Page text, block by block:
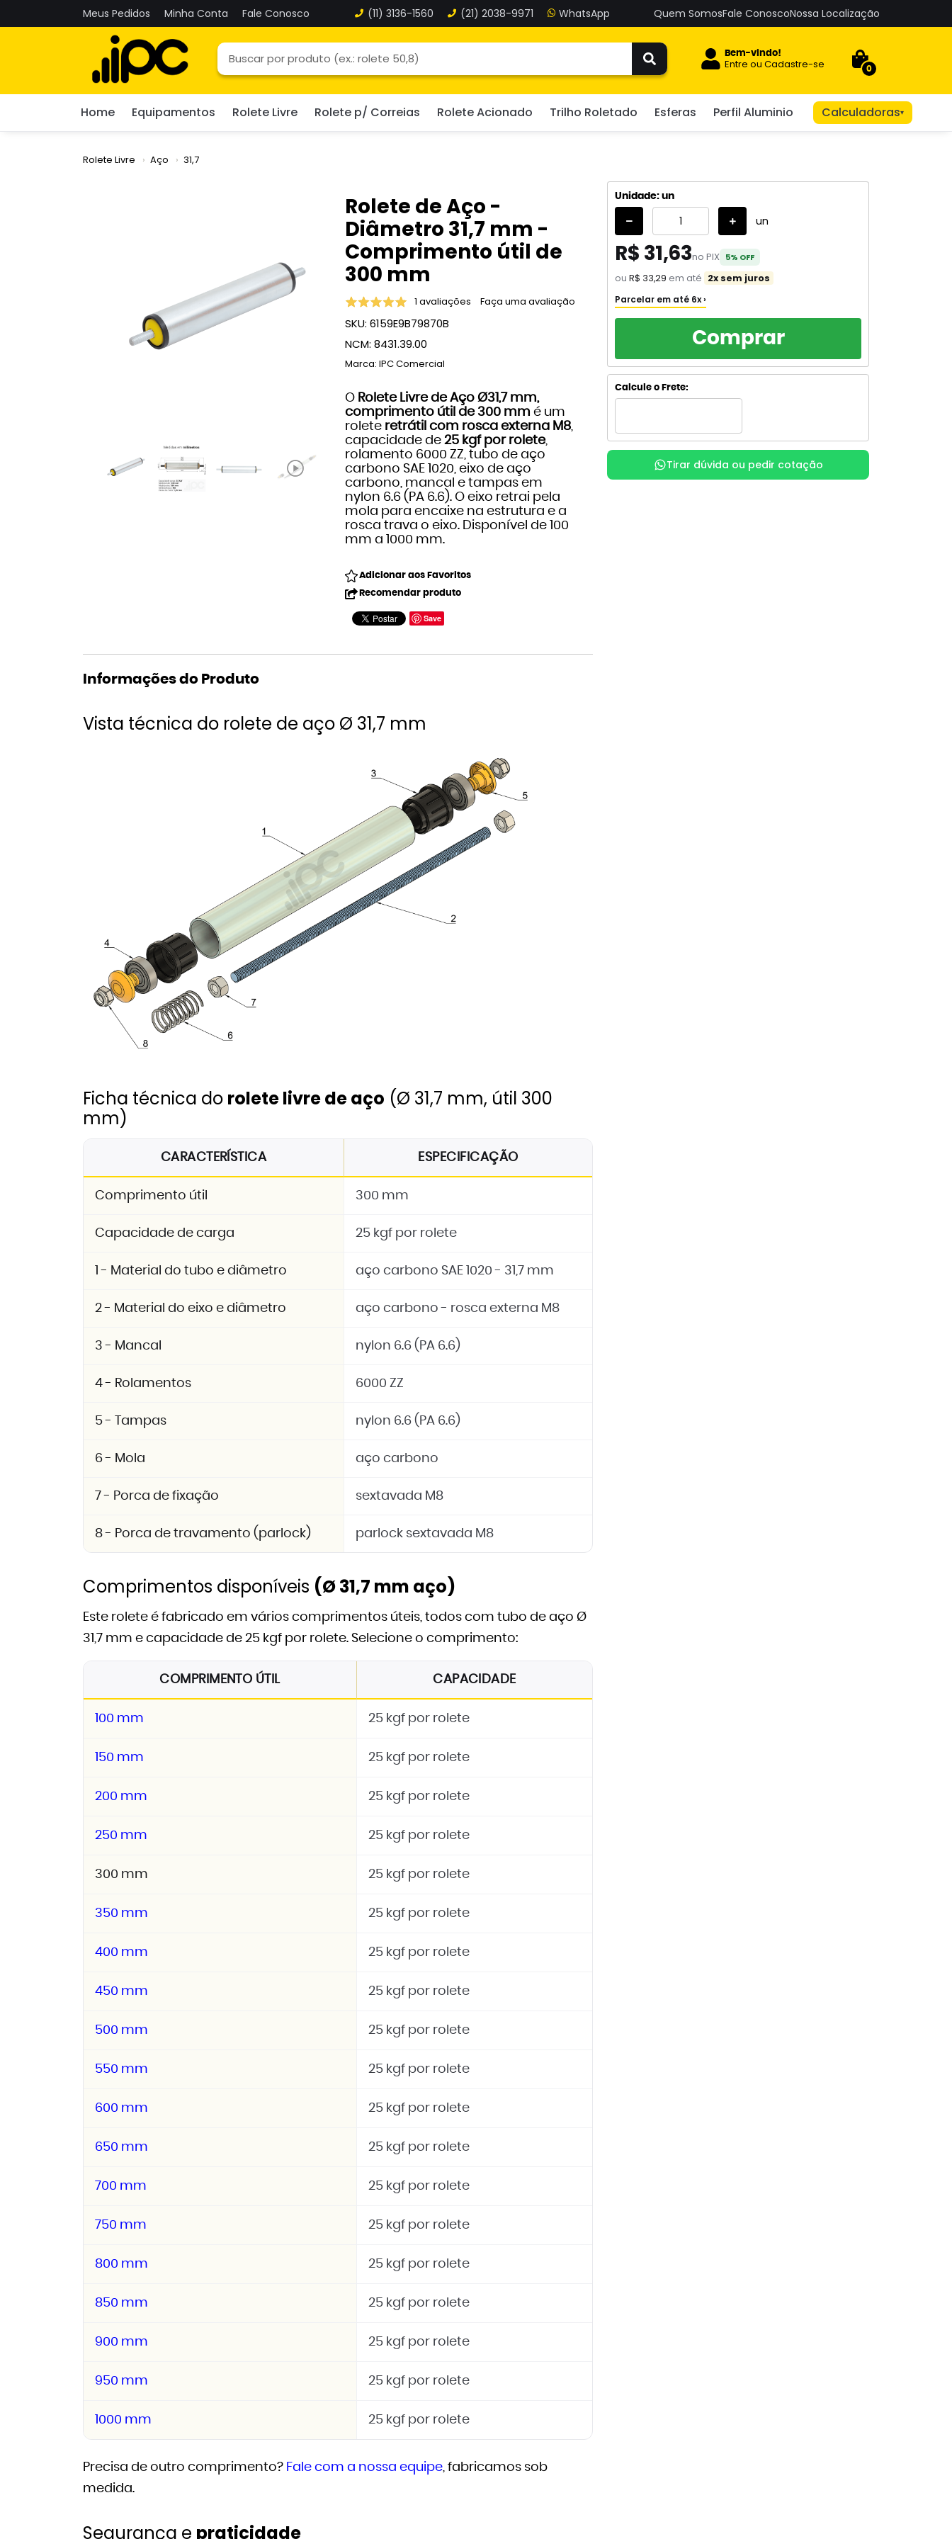
Meus Pedidos Minha Conta Fale Conosco (11) 3136-1560 (21) 2038-9971 Quem SomosFale ConoscoNossa Localização
Bem-vindo!
Entre ouCadastre-se 0
Home Equipamentos Rolete Livre Rolete p/ Correias Rolete Acionado Trilho Roletado Esferas Perfil Aluminio Calculadoras▾
Rolete Livre Aço 31,7
Rolete de Aço -
Diâmetro 31,7 mm -
Comprimento útil de
300 mm
1 avaliações Faça uma avaliação
SKU: 6159E9B79870B
NCM: 8431.39.00
Marca: IPC Comercial
O Rolete Livre de Aço Ø31,7 mm,
comprimento útil de 300 mm é um
rolete retrátil com rosca externa M8,
capacidade de 25 kgf por rolete,
rolamento 6000 ZZ, tubo de aço
carbono SAE 1020, eixo de aço
carbono, mancal e tampas em
nylon 6.6 (PA 6.6). O eixo retrai pela
mola para encaixe na estrutura e a
rosca trava o eixo. Disponível de 100
mm a 1000 mm.
Adicionar aos Favoritos
Recomendar produto
Save
Unidade: un
un
R$ 31,63no PIX 5% OFF
ouR$ 33,29 em até 2x sem juros
Parcelar em até 6x ›
2xde R$ 16,64 R$ 33,29
R$ 37,07
com juros
5xde R$ 7,61 R$ 38,05
com juros
Comprar
Calcule o Frete:
Tirar dúvida ou pedir cotação
Informações do Produto
Vista técnica do rolete de aço Ø 31,7 mm
Ficha técnica do rolete livre de aço (Ø 31,7 mm, útil 300
mm)
CARACTERÍSTICA ESPECIFICAÇÃO
Comprimento útil 300 mm
Capacidade de carga 25 kgf por rolete
1 - Material do tubo e diâmetro aço carbono SAE 1020 - 31,7 mm
2 - Material do eixo e diâmetro aço carbono - rosca externa M8
3 - Mancal nylon 6.6 (PA 6.6)
4 - Rolamentos 6000 ZZ
5 - Tampas nylon 6.6 (PA 6.6)
6 - Mola aço carbono
7 - Porca de fixação sextavada M8
8 - Porca de travamento (parlock) parlock sextavada M8
Comprimentos disponíveis (Ø 31,7 mm aço)
Este rolete é fabricado em vários comprimentos úteis, todos com tubo de aço Ø
31,7 mm e capacidade de 25 kgf por rolete. Selecione o comprimento:
COMPRIMENTO ÚTIL CAPACIDADE
100 mm 25 kgf por rolete
150 mm 25 kgf por rolete
200 mm 25 kgf por rolete
250 mm 25 kgf por rolete
300 mm 25 kgf por rolete
350 mm 25 kgf por rolete
400 mm 25 kgf por rolete
450 mm 25 kgf por rolete
500 mm 25 kgf por rolete
550 mm 25 kgf por rolete
600 mm 25 kgf por rolete
650 mm 25 kgf por rolete
700 mm 25 kgf por rolete
750 mm 25 kgf por rolete
800 mm 25 kgf por rolete
850 mm 25 kgf por rolete
900 mm 25 kgf por rolete
950 mm 25 kgf por rolete
1000 mm 25 kgf por rolete
Precisa de outro comprimento? Fale com a nossa equipe, fabricamos sob
medida.
Segurança e praticidade